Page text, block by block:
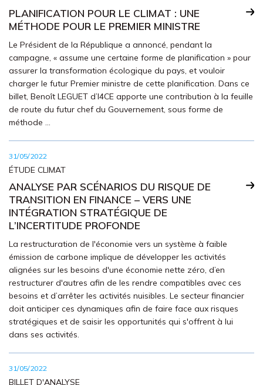
PLANIFICATION POUR LE CLIMAT : UNE
MÉTHODE POUR LE PREMIER MINISTRE
Le Président de la République a annoncé, pendant la
campagne, « assume une certaine forme de planification » pour
assurer la transformation écologique du pays, et vouloir
charger le futur Premier ministre de cette planification. Dans ce
billet, Benoît LEGUET d’I4CE apporte une contribution à la feuille
de route du futur chef du Gouvernement, sous forme de
méthode ...
31/05/2022
ÉTUDE CLIMAT
ANALYSE PAR SCÉNARIOS DU RISQUE DE
TRANSITION EN FINANCE – VERS UNE
INTÉGRATION STRATÉGIQUE DE
L’INCERTITUDE PROFONDE
La restructuration de l'économie vers un système à faible
émission de carbone implique de développer les activités
alignées sur les besoins d'une économie nette zéro, d’en
restructurer d'autres afin de les rendre compatibles avec ces
besoins et d’arrêter les activités nuisibles. Le secteur financier
doit anticiper ces dynamiques afin de faire face aux risques
stratégiques et de saisir les opportunités qui s'offrent à lui
dans ses activités.
31/05/2022
BILLET D'ANALYSE